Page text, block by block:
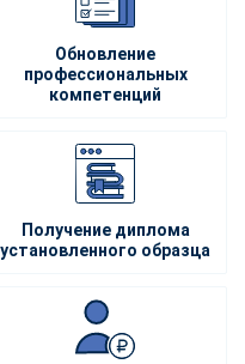
Обновление
профессиональных
компетенций
Получение диплома
установленного образца